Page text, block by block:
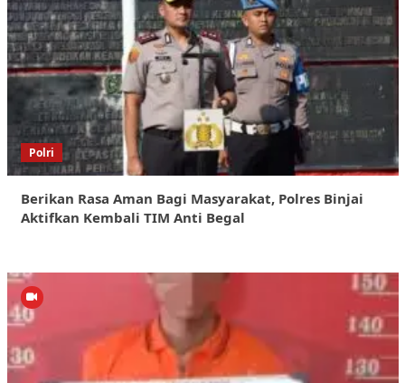
Polri
Berikan Rasa Aman Bagi Masyarakat, Polres Binjai
Aktifkan Kembali TIM Anti Begal